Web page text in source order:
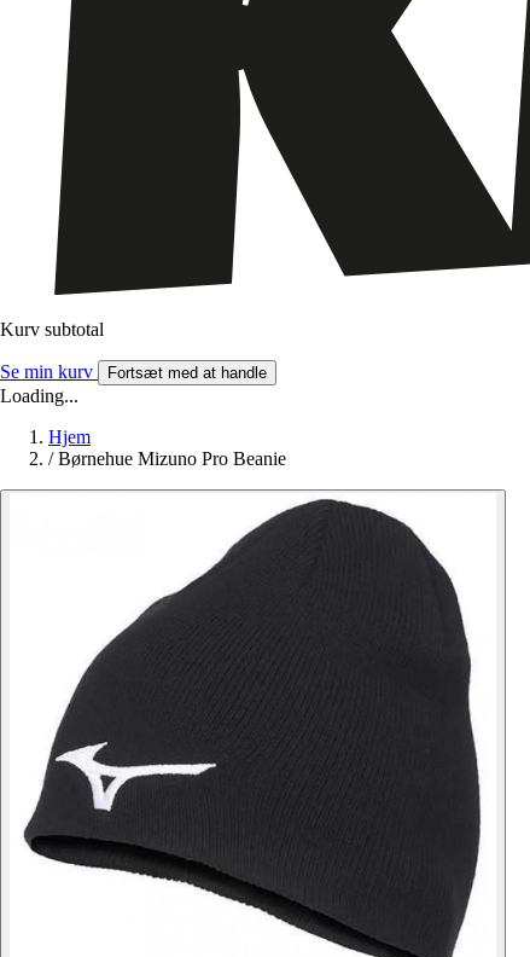
Kurv subtotal
Se min kurv Fortsæt med at handle
Loading...
Hjem
/ Børnehue Mizuno Pro Beanie